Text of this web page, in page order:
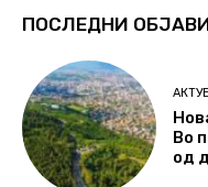
ПОСЛЕДНИ
Во
од